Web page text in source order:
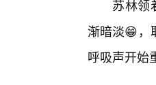
苏林领
渐暗淡😁，
呼吸声开始